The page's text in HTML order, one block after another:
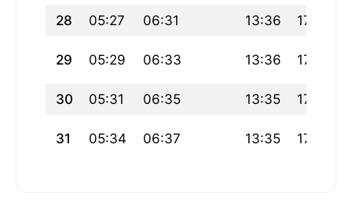
28 05:27 06:31 13:36 17:24
29 05:29 06:33 13:36 17:22
30 05:31 06:35 13:35 17:21
31 05:34 06:37 13:35 17:19